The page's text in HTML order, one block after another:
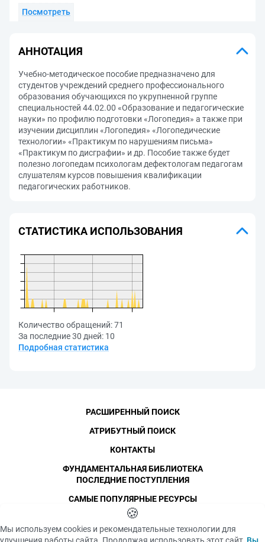
Посмотреть
АННОТАЦИЯ
Учебно-методическое пособие предназначено для
студентов учреждений среднего профессионального
образования обучающихся по укрупненной группе
специальностей 44.02.00 «Образование и педагогические
науки» по профилю подготовки «Логопедия» а также при
изучении дисциплин «Логопедия» «Логопедические
технологии» «Практикум по нарушениям письма»
«Практикум по дисграфии» и др. Пособие также будет
полезно логопедам психологам дефектологам педагогам
слушателям курсов повышения квалификации
педагогических работников.
СТАТИСТИКА ИСПОЛЬЗОВАНИЯ
Количество обращений:71
За последние 30 дней: 10
Подробная статистика
СПбПУ, 1996-2026
Авторские права и персональные данные
Фотографии размещены с согласия
РАСШИРЕННЫЙ ПОИСК
АТРИБУТНЫЙ ПОИСК
КОНТАКТЫ
ФУНДАМЕНТАЛЬНАЯ БИБЛИОТЕКА
ПОСЛЕДНИЕ ПОСТУПЛЕНИЯ
САМЫЕ ПОПУЛЯРНЫЕ РЕСУРСЫ
🍪
Мы используем cookies и рекомендательные технологии для